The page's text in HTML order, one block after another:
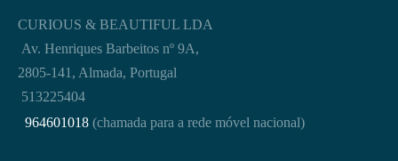
CURIOUS & BEAUTIFUL LDA
Av. Henriques Barbeitos nº 9A,
2805-141, Almada, Portugal
513225404
964601018 (chamada para a rede móvel nacional)